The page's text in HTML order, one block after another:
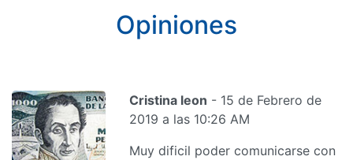
Opiniones
Cristina leon - 15 de Febrero de
2019 a las 10:26 AM
Muy dificil poder comunicarse con